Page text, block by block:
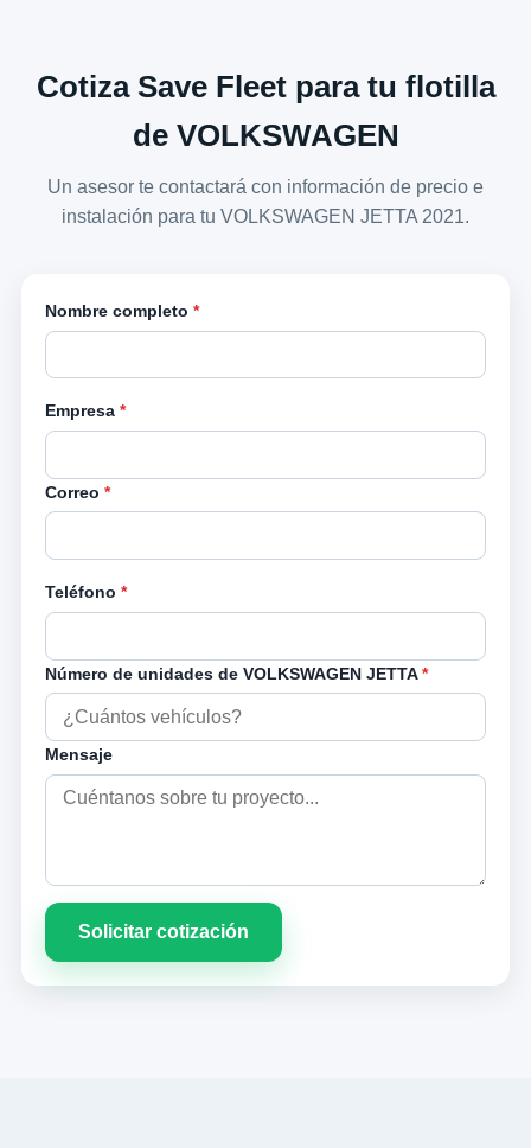
Cotiza Save Fleet para tu flotilla
de VOLKSWAGEN
Un asesor te contactará con información de precio e
instalación para tu VOLKSWAGEN JETTA 2021.
Nombre completo *
Empresa *
Correo *
Teléfono *
Número de unidades de VOLKSWAGEN JETTA*
Mensaje
Solicitar cotización